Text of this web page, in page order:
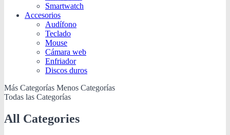
Smartwatch
Accesorios
Audífono
Teclado
Mouse
Cámara web
Enfriador
Discos duros
Más Categorías Menos Categorías
Todas las Categorías
All Categories